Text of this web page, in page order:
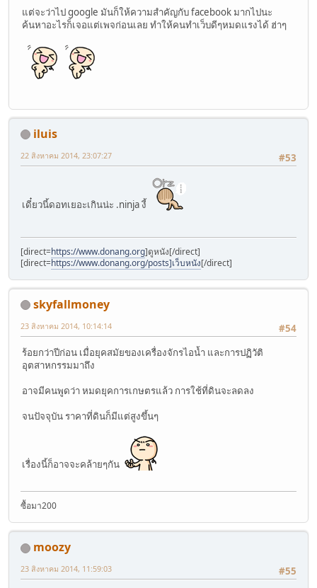
แต่จะว่าไป google มันก็ให้ความสำคัญกับ facebook มากไปนะ
ค้นหาอะไรก็เจอแต่เพจก่อนเลย ทำให้คนทำเว็บดีๆหมดแรงได้ ฮ่าๆ
iluis
#53
22 สิงหาคม 2014, 23:07:27
เดี๋ยวนี้ดอทเยอะเกินน่ะ .ninja งี้
[direct=https://www.donang.org]ดูหนัง[/direct]
[direct=https://www.donang.org/posts]เว็บหนัง[/direct]
skyfallmoney
#54
23 สิงหาคม 2014, 10:14:14
ร้อยกว่าปีก่อน เมื่อยุคสมัยของเครื่องจักรไอน้ำ และการปฏิวัติ
อุตสาหกรรมมาถึง
อาจมีคนพูดว่า หมดยุคการเกษตรแล้ว การใช้ที่ดินจะลดลง
จนปัจจุบัน ราคาที่ดินก็มีแต่สูงขึ้นๆ
เรื่องนี้ก็อาจจะคล้ายๆกัน
ซื้อมา200
moozy
#55
23 สิงหาคม 2014, 11:59:03